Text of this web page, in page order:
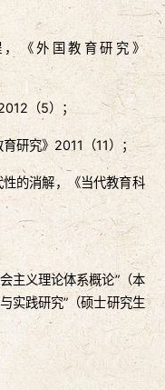
《外国教育研究》
（5）；
研究》2011（11）；
的消解，《当代教育科
主义理论体系概论”（本
实践研究”（硕士研究生